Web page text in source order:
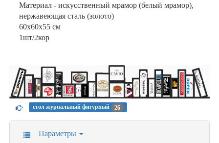
Материал - искусственный мрамор (белый мрамор),
нержавеющая сталь (золото)
60х60х55 см
1шт/2кор
стол журнальный фигурный 26
Параметры